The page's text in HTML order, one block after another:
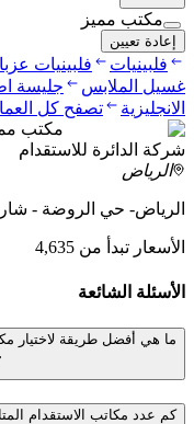
مكتب مميز
إعادة تعيين
فلبينيات فلبينيات
غسيل الملابس
جليسة
الانجليزية
تصفح كل
مكتب
شركة الدائرة للاستقدام
الرياض
الرياض- حي الروضة -
الأسعار تبدأ من 4,635
الأسئلة الشائعة
ما هي أفضل طريقة لاختيار
كم عدد مكاتب الاستقدام